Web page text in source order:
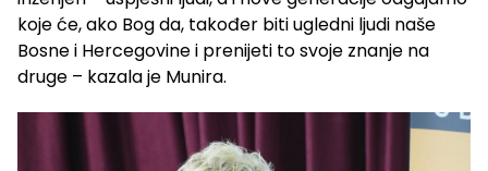
koje će, ako Bog da, također biti ugledni ljudi naše
Bosne i Hercegovine i prenijeti to svoje znanje na
druge – kazala je Munira.